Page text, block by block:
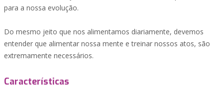
para a nossa evolução.
Do mesmo jeito que nos alimentamos diariamente, devemos
entender que alimentar nossa mente e treinar nossos atos, são
extremamente necessários.
Características